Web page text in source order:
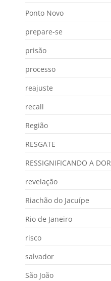
Ponto Novo
prepare-se
prisão
processo
reajuste
recall
Região
RESGATE
RESSIGNIFICANDO A DOR
revelação
Riachão do Jacuípe
Rio de Janeiro
risco
salvador
São João